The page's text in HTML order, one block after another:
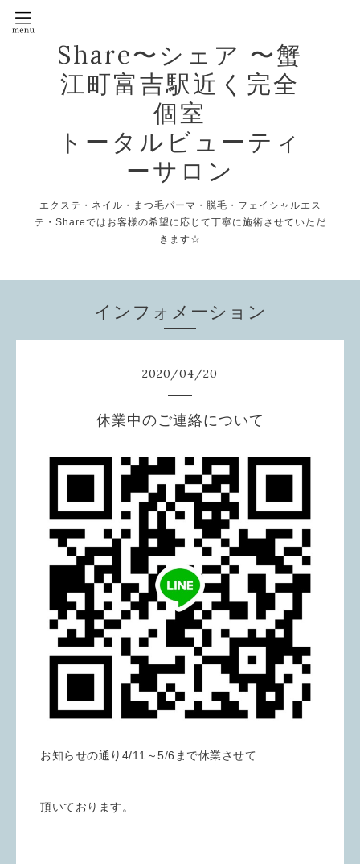
Share〜シェア 〜蟹
江町富吉駅近く完全
個室
トータルビューティ
ーサロン
エクステ・ネイル・まつ毛パーマ・脱毛・フェイシャルエス
テ・Shareではお客様の希望に応じて丁寧に施術させていただ
きます☆
インフォメーション
2020/04/20
休業中のご連絡について
お知らせの通り4/11～5/6まで休業させて
頂いております。